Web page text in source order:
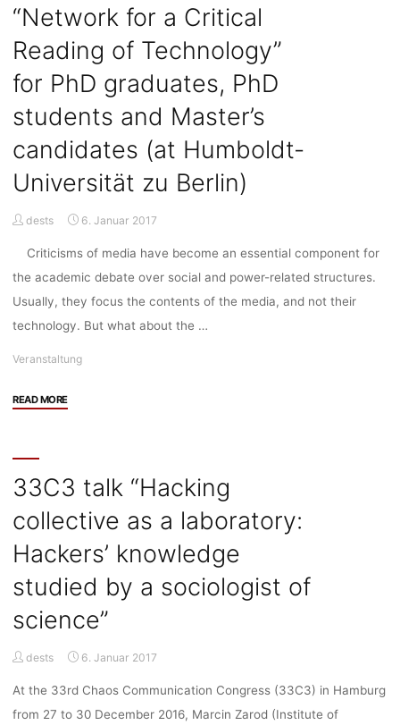
Munich
for
Technology
in
Society
period:
1
May
31,
“Network for a Critical
Reading of Technology”
for PhD graduates, PhD
students and Master’s
candidates (at Humboldt-
Universität zu Berlin)
dests 6. Januar 2017
Criticisms of media have become an essential component for
the academic debate over social and power-related structures.
Usually, they focus the contents of the media, and not their
technology. But what about the …
Veranstaltung
READ MORE"Discussion
a
Critical
Reading
Technology”
for
PhD
graduates,
students
Master’s
candidates
33C3 talk “Hacking
collective as a laboratory:
Hackers’ knowledge
studied by a sociologist of
science”
dests 6. Januar 2017
At the 33rd Chaos Communication Congress (33C3) in Hamburg
from 27 to 30 December 2016, Marcin Zarod (Institute of